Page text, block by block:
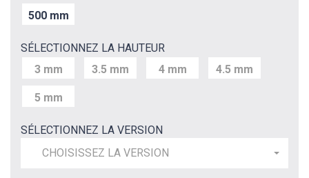
500 mm
SÉLECTIONNEZ LA HAUTEUR
3 mm
3.5 mm 4 mm 4.5 mm
5 mm
SÉLECTIONNEZ LA VERSION
CHOISISSEZ LA VERSION